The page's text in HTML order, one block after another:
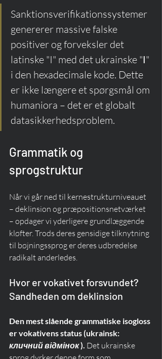
Sanktionsverifikationssystemer
genererer massive falske
positiver og forveksler det
latinske "I" med det ukrainske "І"
i den hexadecimale kode. Dette
er ikke længere et spørgsmål om
humaniora – det er et globalt
datasikkerhedsproblem.
Grammatik og
sprogstruktur
Når vi går ned til kernestrukturniveauet
– deklinsion og præpositionsnetværket
– opdager vi yderligere grundlæggende
kløfter. Trods deres gensidige tilknytning
til bøjningssprog er deres udbredelse
radikalt anderledes.
Hvor er vokativet forsvundet?
Sandheden om deklinsion
Den mest slående grammatiske isogloss
er vokativens status (ukrainsk:
кличний відмінок). Det ukrainske